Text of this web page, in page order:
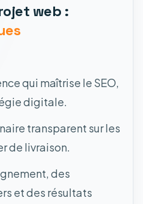
web :
qui maîtrise le SEO,
digitale.
transparent sur les
de livraison.
des
et des résultats